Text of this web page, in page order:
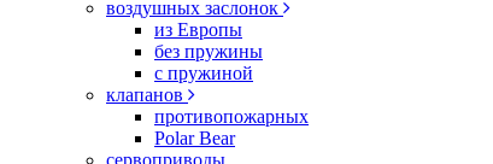
воздушных заслонок
из Европы
без пружины
с пружиной
клапанов
противопожарных
Polar Bear
сервоприводы